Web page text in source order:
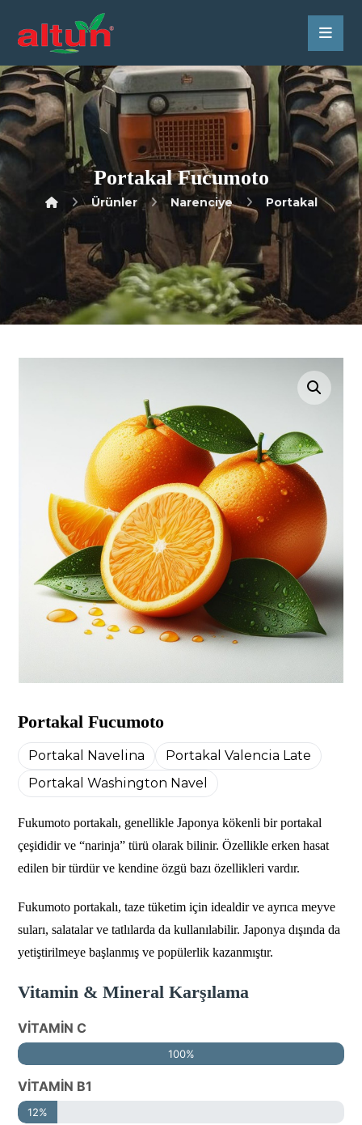
Portakal Fucumoto
Ürünler Narenciye Portakal
Portakal Fucumoto
Portakal Navelina
Portakal Valencia Late
Portakal Washington Navel
Fukumoto portakalı, genellikle Japonya kökenli bir portakal
çeşididir ve “narinja” türü olarak bilinir. Özellikle erken hasat
edilen bir türdür ve kendine özgü bazı özellikleri vardır.
Fukumoto portakalı, taze tüketim için idealdir ve ayrıca meyve
suları, salatalar ve tatlılarda da kullanılabilir. Japonya dışında da
yetiştirilmeye başlanmış ve popülerlik kazanmıştır.
Vitamin & Mineral Karşılama
VİTAMİN C
100%
VİTAMİN B1
12%